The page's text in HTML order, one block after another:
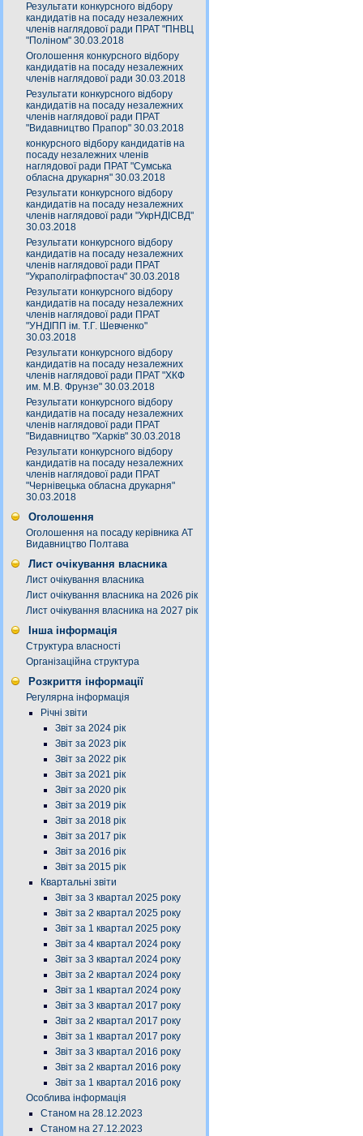
Результати конкурсного відбору
кандидатів на посаду незалежних
членів наглядової ради ПРАТ "ПНВЦ
"Поліном" 30.03.2018
Оголошення конкурсного відбору
кандидатів на посаду незалежних
членів наглядової ради 30.03.2018
Результати конкурсного відбору
кандидатів на посаду незалежних
членів наглядової ради ПРАТ
"Видавництво Прапор" 30.03.2018
конкурсного відбору кандидатів на
посаду незалежних членів
наглядової ради ПРАТ "Сумська
обласна друкарня" 30.03.2018
Результати конкурсного відбору
кандидатів на посаду незалежних
членів наглядової ради "УкрНДІСВД"
30.03.2018
Результати конкурсного відбору
кандидатів на посаду незалежних
членів наглядової ради ПРАТ
"Украполіграфпостач" 30.03.2018
Результати конкурсного відбору
кандидатів на посаду незалежних
членів наглядової ради ПРАТ
"УНДІПП ім. Т.Г. Шевченко"
30.03.2018
Результати конкурсного відбору
кандидатів на посаду незалежних
членів наглядової ради ПРАТ "ХКФ
им. М.В. Фрунзе" 30.03.2018
Результати конкурсного відбору
кандидатів на посаду незалежних
членів наглядової ради ПРАТ
"Видавництво "Харків" 30.03.2018
Результати конкурсного відбору
кандидатів на посаду незалежних
членів наглядової ради ПРАТ
"Чернівецька обласна друкарня"
30.03.2018
Оголошення
Оголошення на посаду керівника АТ
Видавництво Полтава
Лист очікування власника
Лист очікування власника
Лист очікування власника на 2026 рік
Лист очікування власника на 2027 рік
Інша інформація
Структура власності
Організаційна структура
Розкриття інформації
Регулярна інформація
Річні звіти
Звіт за 2024 рік
Звіт за 2023 рік
Звіт за 2022 рік
Звіт за 2021 рік
Звіт за 2020 рік
Звіт за 2019 рік
Звіт за 2018 рік
Звіт за 2017 рік
Звіт за 2016 рік
Звіт за 2015 рік
Квартальні звіти
Звіт за 3 квартал 2025 року
Звіт за 2 квартал 2025 року
Звіт за 1 квартал 2025 року
Звіт за 4 квартал 2024 року
Звіт за 3 квартал 2024 року
Звіт за 2 квартал 2024 року
Звіт за 1 квартал 2024 року
Звіт за 3 квартал 2017 року
Звіт за 2 квартал 2017 року
Звіт за 1 квартал 2017 року
Звіт за 3 квартал 2016 року
Звіт за 2 квартал 2016 року
Звіт за 1 квартал 2016 року
Особлива інформація
Станом на 28.12.2023
Станом на 27.12.2023